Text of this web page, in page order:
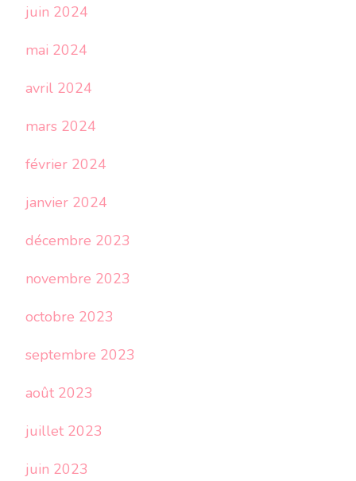
juin 2024
mai 2024
avril 2024
mars 2024
février 2024
janvier 2024
décembre 2023
novembre 2023
octobre 2023
septembre 2023
août 2023
juillet 2023
juin 2023